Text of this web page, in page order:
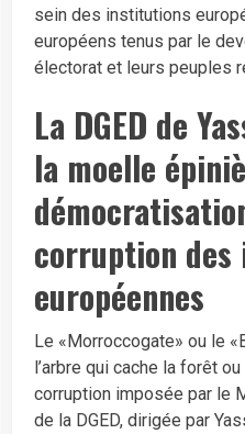
sein des institutions
européens tenus par le
électorat et leurs peuples
La DGED de
la moelle
corruption
européennes
Le «Morroccogate» ou le
l’arbre qui cache la forêt
corruption imposée par le
de la DGED, dirigée par